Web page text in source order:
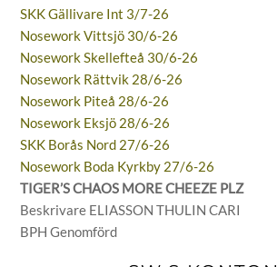
SKK Gällivare Int 3/7-26
Nosework Vittsjö 30/6-26
Nosework Skellefteå 30/6-26
Nosework Rättvik 28/6-26
Nosework Piteå 28/6-26
Nosework Eksjö 28/6-26
SKK Borås Nord 27/6-26
Nosework Boda Kyrkby 27/6-26
TIGER’S CHAOS MORE CHEEZE PLZ
Beskrivare ELIASSON THULIN CARI
BPH Genomförd